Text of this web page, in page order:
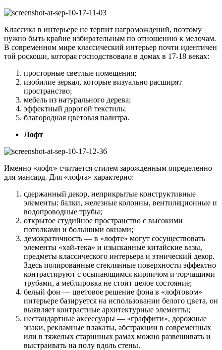
Классика в интерьере не терпит нагромождений, поэтому
нужно быть крайне избирательным по отношению к мелочам.
В современном мире классический интерьер почти идентичен
той роскоши, которая господствовала в домах в 17-18 веках:
просторные светлые помещения;
изобилие зеркал, которые визуально расширят
пространство;
мебель из натурального дерева;
эффектный дорогой текстиль;
благородная цветовая палитра.
Лофт
Именно «лофт» считается стилем зарожденным определенно
для мансард. Для «лофта» характерно:
сдержанный декор, неприкрытые конструктивные
элементы: балки, железные колонны, вентиляционные и
водопроводные трубы;
открытое студийное пространство с высокими
потолками и большими окнами;
демократичность — в «лофте» могут сосуществовать
элементы «хай-тека» и изысканные китайские вазы,
предметы классического интерьера и этнический декор.
Здесь полированные стеклянные поверхности эффектно
контрастируют с осыпающимся кирпичом и торчащими
трубами, а меблировка не стоит целое состояние;
белый фон — цветовое решение фона в «лофтовом»
интерьере базируется на использовании белого цвета, он
выявляет контрастные архитектурные элементы;
нестандартные аксессуары — «граффити», дорожные
знаки, рекламные плакаты, абстракции в современных
или в тяжелых старинных рамах можно развешивать и
выстраивать на полу вдоль стены.